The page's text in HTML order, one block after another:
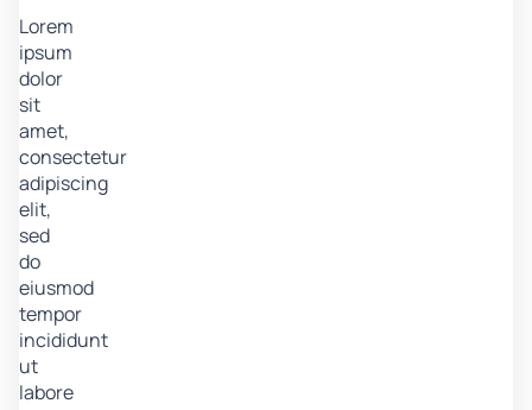
Lorem
ipsum
dolor
sit
amet,
consectetur
adipiscing
elit,
sed
do
eiusmod
tempor
incididunt
ut
labore